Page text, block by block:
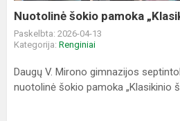
Nuotolinė šokio pamoka
Paskelbta: 2026-04-13
Kategorija: Renginiai
Daugų V. Mirono gimnazijos
nuotolinė šokio pamoka „Klasikinio